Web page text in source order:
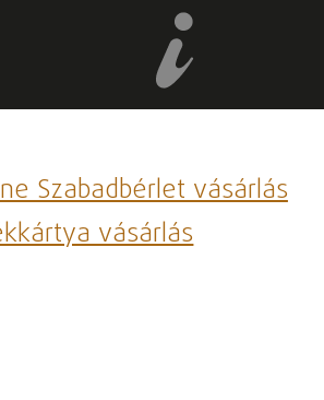
Szabadbérlet vásárlás
vásárlás